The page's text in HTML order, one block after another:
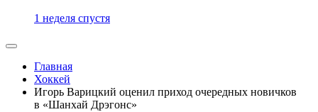
1 неделя спустя
Главная
Хоккей
Игорь Варицкий оценил приход очередных новичков
в «Шанхай Дрэгонс»